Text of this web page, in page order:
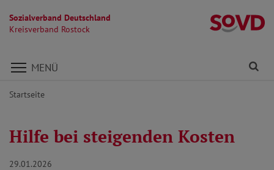
Sozialverband Deutschland
Kreisverband Rostock
Direkt zu den Inhalten springen
MENÜ
Startseite
Hilfe bei steigenden Kosten
29.01.2026